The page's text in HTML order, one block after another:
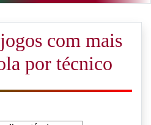
com mais
por técnico